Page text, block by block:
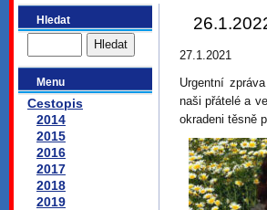
Hledat
Menu
Cestopis
2014
2015
2016
2017
2018
2019
27.1.2021
Urgentní
naši přátelé a
okradeni těsně